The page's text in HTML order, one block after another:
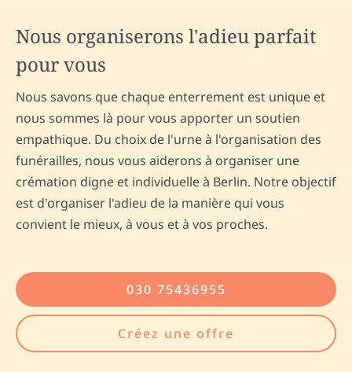
Nous organiserons l'adieu parfait
pour vous
Nous savons que chaque enterrement est unique et
nous sommes là pour vous apporter un soutien
empathique. Du choix de l'urne à l'organisation des
funérailles, nous vous aiderons à organiser une
crémation digne et individuelle à Berlin. Notre objectif
est d'organiser l'adieu de la manière qui vous
convient le mieux, à vous et à vos proches.
030 75436955
Créez une offre